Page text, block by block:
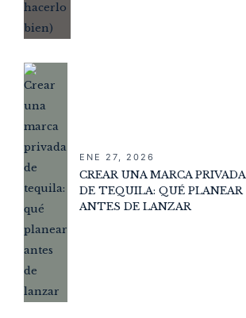
ENE 27, 2026
CREAR UNA MARCA PRIVADA
DE TEQUILA: QUÉ PLANEAR
ANTES DE LANZAR